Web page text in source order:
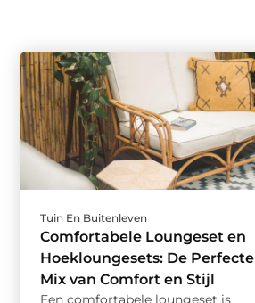
Tuin En Buitenleven
Comfortabele Loungeset en
Hoekloungesets: De Perfecte
Mix van Comfort en Stijl
Een comfortabele loungeset is